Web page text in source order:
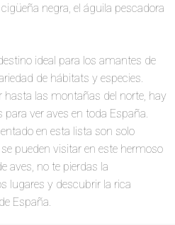
negra, el águila pescadora
ideal para los amantes de
de hábitats y especies.
hasta las montañas del norte, hay
ver aves en toda España.
en esta lista son solo
pueden visitar en este hermoso
aves, no te pierdas la
lugares y descubrir la rica
España.